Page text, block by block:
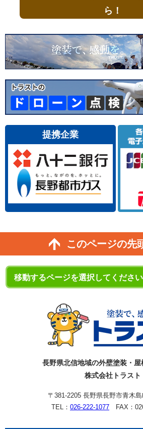
ら！
提携企業
このページの先
長野県北信地域の外壁塗装・
株式会社トラスト
〒381-2205 長野県長野市青木
TEL： 026-222-1077 FAX：